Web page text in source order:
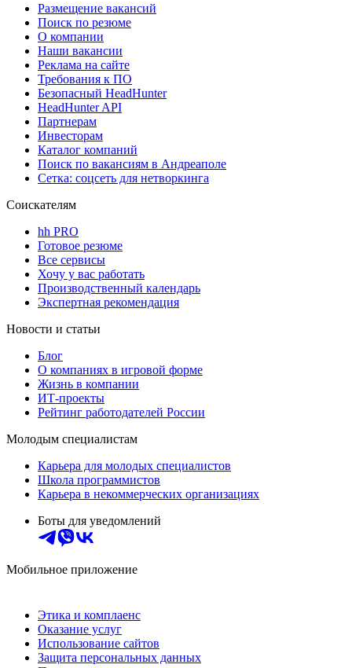
Размещение вакансий
Поиск по резюме
О компании
Наши вакансии
Реклама на сайте
Требования к ПО
Безопасный HeadHunter
HeadHunter API
Партнерам
Инвесторам
Каталог компаний
Поиск по вакансиям в Андреаполе
Сетка: соцсеть для нетворкинга
Соискателям
hh PRO
Готовое резюме
Все сервисы
Хочу у вас работать
Производственный календарь
Экспертная рекомендация
Новости и статьи
Блог
О компаниях в игровой форме
Жизнь в компании
ИТ-проекты
Рейтинг работодателей России
Молодым специалистам
Карьера для молодых специалистов
Школа программистов
Карьера в некоммерческих организациях
Боты для уведомлений
Мобильное приложение
Этика и комплаенс
Оказание услуг
Использование сайтов
Защита персональных данных